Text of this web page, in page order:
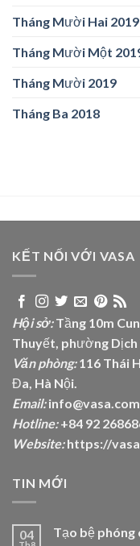
Tháng Mười Hai 2019
Tháng Mười Một
Tháng Mười 2019
Tháng Ba 2018
KẾT NỐI VỚI VASA
Hội sở:Tầng 10m
Thuyết, phường Dịch
Văn phòng:116 Thái
Đa, Hà Nội.
Email:
Hotline:+84 92
Website: https://
TIN MỚI
04 Tạo bệ phóng